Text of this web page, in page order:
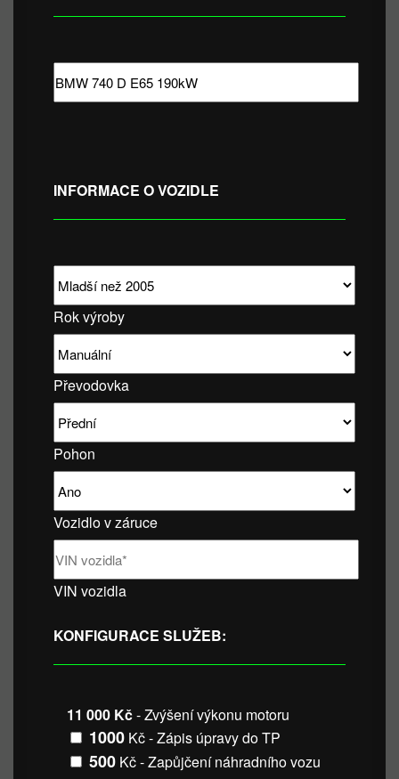
INFORMACE O VOZIDLE
Rok výroby
Převodovka
Pohon
Vozidlo v záruce
VIN vozidla
KONFIGURACE SLUŽEB:
11 000 Kč- Zvýšení výkonu motoru
1000 Kč - Zápis úpravy do TP
500 Kč - Zapůjčení náhradního vozu